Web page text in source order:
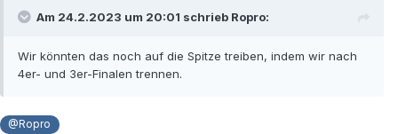
Am 24.2.2023 um 20:01 schrieb Ropro:
Wir könnten das noch auf die Spitze treiben, indem wir nach
4er- und 3er-Finalen trennen.
@Ropro